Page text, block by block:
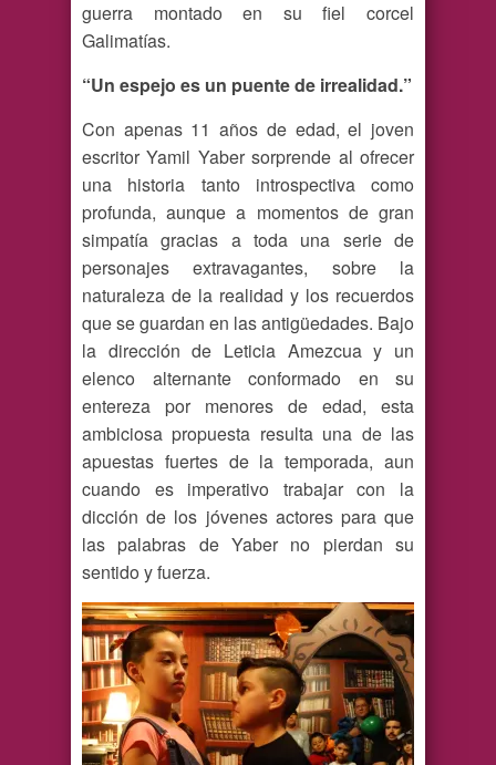
guerra montado en su fiel corcel
Galimatías.
“Un espejo es un puente de irrealidad.”
Con apenas 11 años de edad, el joven
escritor Yamil Yaber sorprende al ofrecer
una historia tanto introspectiva como
profunda, aunque a momentos de gran
simpatía gracias a toda una serie de
personajes extravagantes, sobre la
naturaleza de la realidad y los recuerdos
que se guardan en las antigüedades. Bajo
la dirección de Leticia Amezcua y un
elenco alternante conformado en su
entereza por menores de edad, esta
ambiciosa propuesta resulta una de las
apuestas fuertes de la temporada, aun
cuando es imperativo trabajar con la
dicción de los jóvenes actores para que
las palabras de Yaber no pierdan su
sentido y fuerza.